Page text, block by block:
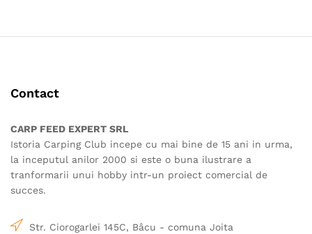
Contact
CARP FEED EXPERT SRL
Istoria Carping Club incepe cu mai bine de 15 ani in urma,
la inceputul anilor 2000 si este o buna ilustrare a
tranformarii unui hobby intr-un proiect comercial de
succes.
Str. Ciorogarlei 145C, Bâcu - comuna Joita